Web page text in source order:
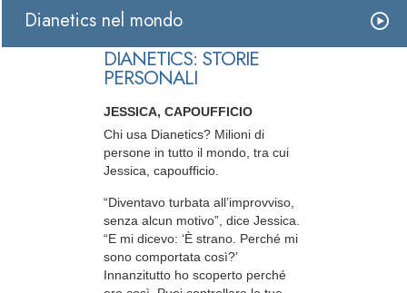
Dianetics nel mondo
DIANETICS: STORIE
PERSONALI
JESSICA, CAPOUFFICIO
Chi usa Dianetics? Milioni di
persone in tutto il mondo, tra cui
Jessica, capoufficio.
“Diventavo turbata all’improvviso,
senza alcun motivo”, dice Jessica.
“E mi dicevo: ‘È strano. Perché mi
sono comportata così?’
Innanzitutto ho scoperto perché